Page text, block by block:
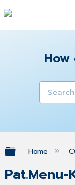
How
Expand/
Home